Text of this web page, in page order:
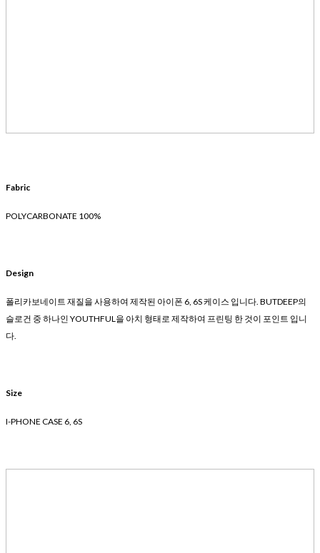
Fabric
POLYCARBONATE 100%
Design
폴리카보네이트 재질을 사용하여 제작된 아이폰 6, 6S 케이스 입니다. BUTDEEP의
슬로건 중 하나인 YOUTHFUL을 아치 형태로 제작하여 프린팅 한 것이 포인트 입니
다.
Size
I-PHONE CASE 6, 6S